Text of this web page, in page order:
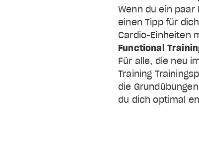
Wenn du ein
einen Tipp für
Cardio-Einheiten
Für alle, die neu
Training
die
du dich optimal